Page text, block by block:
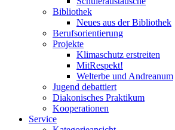
Bibliothek
Neues aus der Bibliothek
Berufsorientierung
Projekte
Klimaschutz erstreiten
MitRespekt!
Welterbe und Andreanum
Jugend debattiert
Diakonisches Praktikum
Kooperationen
Service